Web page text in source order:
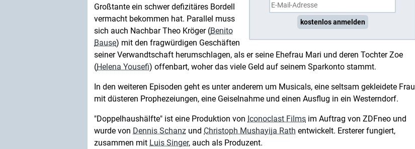
kostenlos anmelden
Großtante ein schwer defizitäres Bordell
vermacht bekommen hat. Parallel muss
sich auch Nachbar Theo Kröger (Benito
Bause) mit den fragwürdigen Geschäften
seiner Verwandtschaft herumschlagen, als er seine Ehefrau Mari und deren Tochter Zoe
(Helena Yousefi) offenbart, woher das viele Geld auf seinem Sparkonto stammt.
In den weiteren Episoden geht es unter anderem um Musicals, eine seltsam gekleidete Frau
mit düsteren Prophezeiungen, eine Geiselnahme und einen Ausflug in ein Westerndorf.
"Doppelhaushälfte" ist eine Produktion von Iconoclast Films im Auftrag von ZDFneo und
wurde von Dennis Schanz und Christoph Mushayija Rath entwickelt. Ersterer fungiert,
zusammen mit Luis Singer, auch als Produzent.